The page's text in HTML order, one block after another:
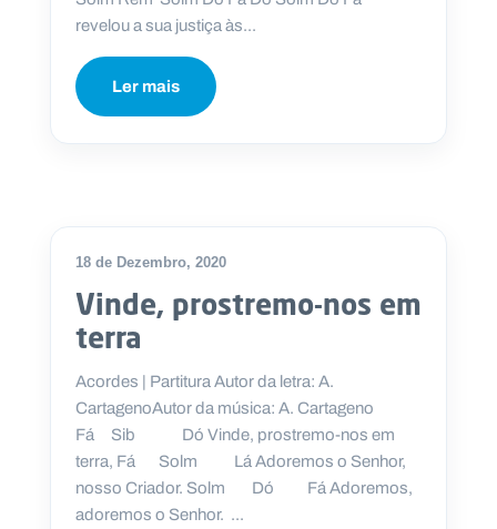
revelou a sua justiça às...
Ler mais
18 de Dezembro, 2020
Vinde, prostremo-nos em
terra
Acordes | Partitura Autor da letra: A.
CartagenoAutor da música: A. Cartageno
Fá Sib Dó Vinde, prostremo-nos em
terra, Fá Solm Lá Adoremos o Senhor,
nosso Criador. Solm Dó Fá Adoremos,
adoremos o Senhor. ...